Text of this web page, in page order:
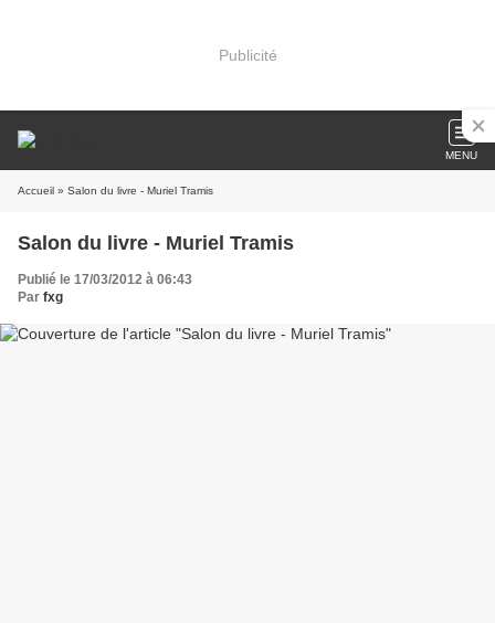
Publicité
MENU
Accueil » Salon du livre - Muriel Tramis
Salon du livre - Muriel Tramis
Publié le 17/03/2012 à 06:43
Par fxg